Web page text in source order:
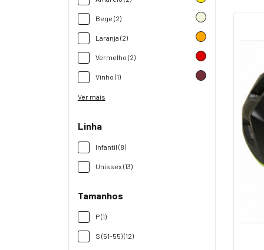
Bege (2)
Laranja (2)
Vermelho (2)
Vinho (1)
Ver mais
Linha
Infantil (8)
Unissex (13)
Tamanhos
P (1)
S (51-55) (12)